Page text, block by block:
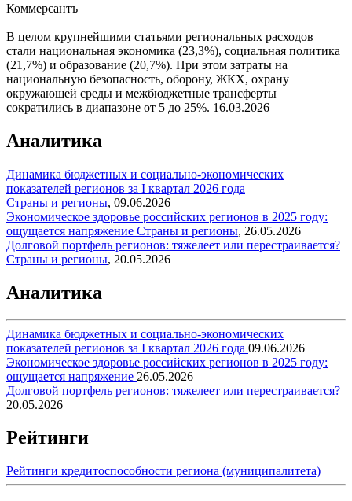
Коммерсантъ
В целом крупнейшими статьями региональных расходов
стали национальная экономика (23,3%), социальная политика
(21,7%) и образование (20,7%). При этом затраты на
национальную безопасность, оборону, ЖКХ, охрану
окружающей среды и межбюджетные трансферты
сократились в диапазоне от 5 до 25%. 16.03.2026
Аналитика
Динамика бюджетных и социально-экономических
показателей регионов за I квартал 2026 года
Страны и регионы, 09.06.2026
Экономическое здоровье российских регионов в 2025 году:
ощущается напряжение Страны и регионы, 26.05.2026
Долговой портфель регионов: тяжелеет или перестраивается?
Страны и регионы, 20.05.2026
Аналитика
Динамика бюджетных и социально-экономических
показателей регионов за I квартал 2026 года 09.06.2026
Экономическое здоровье российских регионов в 2025 году:
ощущается напряжение 26.05.2026
Долговой портфель регионов: тяжелеет или перестраивается?
20.05.2026
Рейтинги
Рейтинги кредитоспособности региона (муниципалитета)